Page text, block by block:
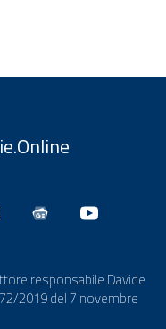
responsabile Davide
2019 del 7 novembre